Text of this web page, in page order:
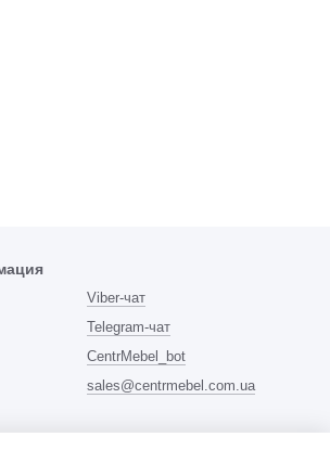
Viber-чат
Telegram-чат
CentrMebel_bot
sales@centrmebel.com.ua